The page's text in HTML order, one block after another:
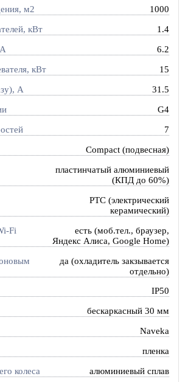
м2 1000
кВт 1.4
6.2
кВт 15
А 31.5
G4
7
Compact (подвесная)
пластинчатый алюминиевый
(КПД до 60%)
PTC (электрический
керамический)
Fi
есть (моб.тел., браузер,
Яндекс Алиса, Google Home)
да (охладитель закзывается
отдельно)
IP50
бескаркасный 30 мм
Naveka
пленка
колеса алюминиевый сплав